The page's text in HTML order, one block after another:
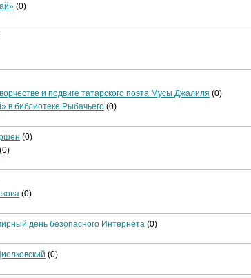
(0)
и подвиге татарского поэта Мусы Джалиля (0)
в библиотеке Рыбачьего (0)
(0)
(0)
(0)
день безопасного Интернета (0)
(0)